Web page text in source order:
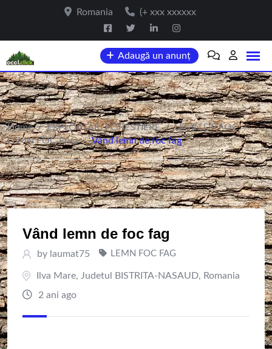
Romania (+ xxx xxxxxx
Adaugă un anunț
Home / EXPLOATARI FORESTIERE / LEMN DE FOC /
LEMN FOC FAG / Vând lemn de foc fag
Vând lemn de foc fag
by laumat75 LEMN FOC FAG
Ilva Mare, Judetul BISTRITA-NASAUD, Romania
2 ani ago